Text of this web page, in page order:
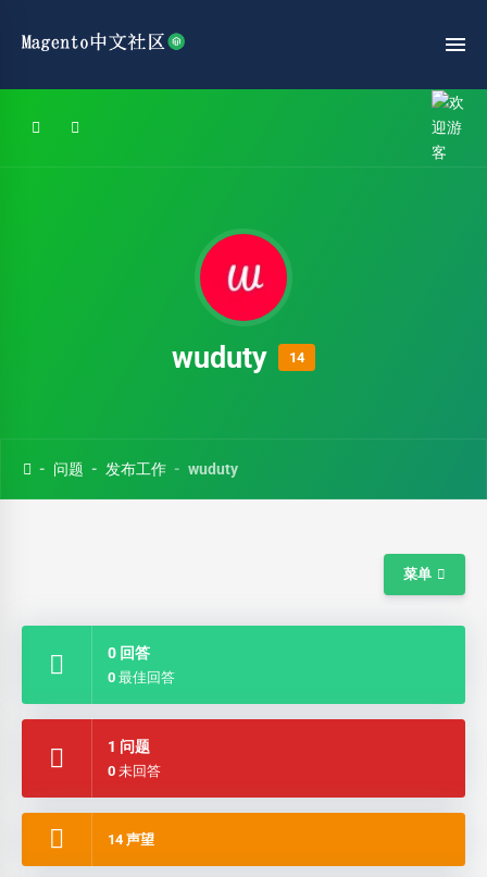
wuduty 14
问题 发布工作 wuduty
菜单
0 回答
0 最佳回答
1 问题
0 未回答
14 声望